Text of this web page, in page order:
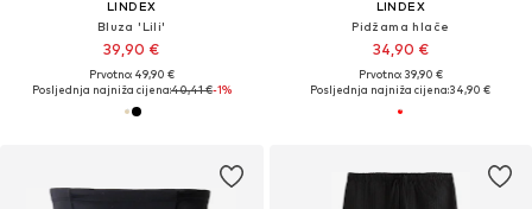
LINDEX
Bluza 'Lili'
39,90 €
Prvotno: 49,90 €
Posljednja najniža cijena:40,41 €-1%
LINDEX
Pidžama hlače
34,90 €
Prvotno: 39,90 €
Posljednja najniža cijena:34,90 €